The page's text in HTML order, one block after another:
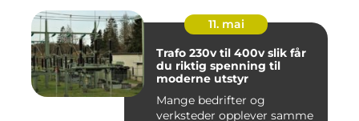
11. mai
Trafo 230v til 400v slik får
du riktig spenning til
moderne utstyr
Mange bedrifter og
verksteder opplever samme